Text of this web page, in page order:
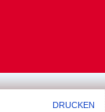
DRUCKEN